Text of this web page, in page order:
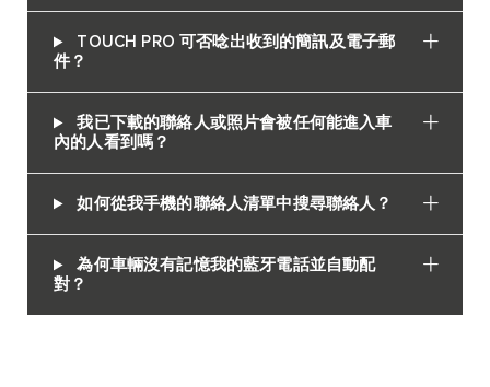
TOUCH PRO 可否唸出收到的簡訊及電子郵
件？
我已下載的聯絡人或照片會被任何能進入車
內的人看到嗎？
如何從我手機的聯絡人清單中搜尋聯絡人？
為何車輛沒有記憶我的藍牙電話並自動配
對？